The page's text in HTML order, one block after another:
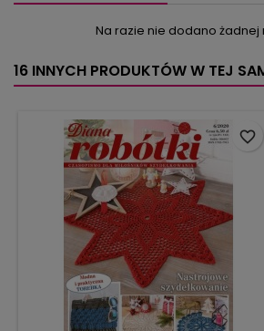
Na razie nie dodano żadnej
16 INNYCH PRODUKTÓW W TEJ
favorite_border